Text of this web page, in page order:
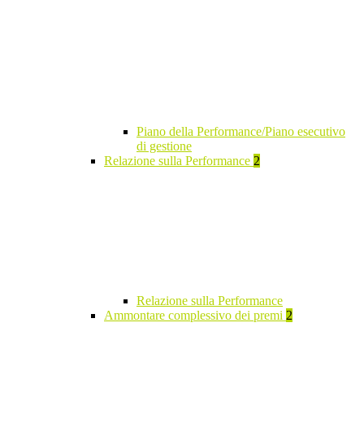
Piano della Performance/Piano esecutivo
di gestione
Relazione sulla Performance 2
Relazione sulla Performance
Ammontare complessivo dei premi 2